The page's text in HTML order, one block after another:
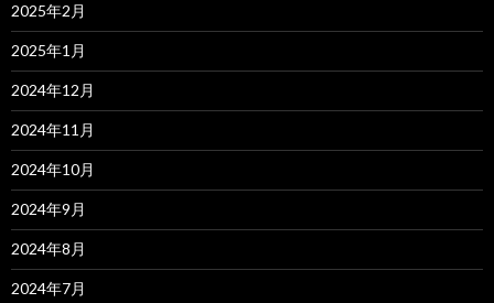
2025年2月
2025年1月
2024年12月
2024年11月
2024年10月
2024年9月
2024年8月
2024年7月